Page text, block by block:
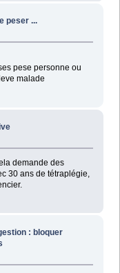
peser ...
pese personne ou
malade
demande des
30 ans de tétraplégie,
: bloquer